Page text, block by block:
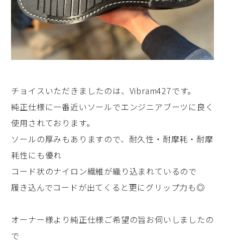
チョイスいただきましたのは、Vibram427です。
純正仕様に一番近いソールでエンジニアブーツに良く
使用されております。
ソールの厚みもありますので、耐久性・耐摩耗・耐摩
耗性にも優れ
コード状のナイロン繊維が織り込まれているので
履き込んでコードが出てくると更にグリップ力も◎
オーナー様より純正仕様ご希望の旨お伺いしましたの
で